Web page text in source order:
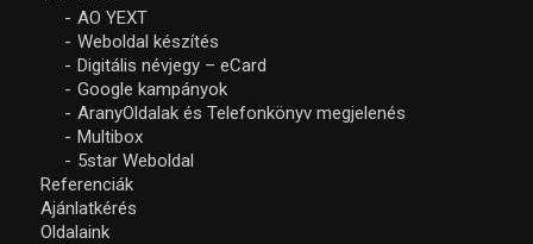
AO YEXT
Weboldal készítés
Digitális névjegy – eCard
Google kampányok
AranyOldalak és Telefonkönyv megjelenés
Multibox
5star Weboldal
Referenciák
Ajánlatkérés
Oldalaink